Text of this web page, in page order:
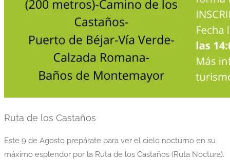
Ruta de los Castaños
Este 9 de Agosto prepárate para ver el cielo nocturno en su
máximo esplendor por la Ruta de los Castaños (Ruta Noctura).